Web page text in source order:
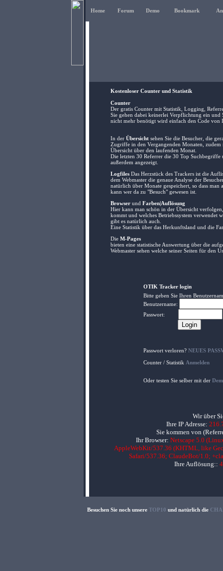
Home Forum Demo Bookmark
Kostenloser Counter und Statistik
Counter
Der gratis Counter mit Statistik, Logging,
Sie gehen dabei keinerlei Verpflichtung ein und
nicht mehr benötigt wird einfach den Code von
In der Übersichtsehen Sie die Besucher, die
Zugriffe in den Vergangenden Monaten, zudem
Übersicht über den laufenden Monat.
Die letzten 30 Referrer die 30 Top
außerdem angezeigt.
LogfilesDas Herzstück des Trackers ist die
dem Webmaster die genaue Analyse der
natürlich über Monate gespeichert, so dass man
kann wer da zu "Besuch" gewesen ist.
Browserund Farben|Auflösung
Hier kann man schön in der Übersicht
kommt und welches Betriebssystem verwendet
gibt es natürlich auch.
Eine Statistik über das Herkunftsland und die
Die M-Pages
bieten eine statistische Auswertung über die
Webmaster sehen welche seiner Seiten für den
OTIK Tracker login
Bitte geben Sie Ihren
Benutzername:
Passwort:
Passwort verloren? NEUES
Counter / Statistik Anmelden
Oder testen Sie selber mit der
Wir über
Ihre IP Adresse:
Sie kommen von
Ihr Browser: Netscape 5.0
AppleWebKit/537.36 (KHTML, like
Safari/537.36; ClaudeBot/1.0;
Ihre Auflösung::
Besuchen Sie noch unsere TOP10 und natürlich die